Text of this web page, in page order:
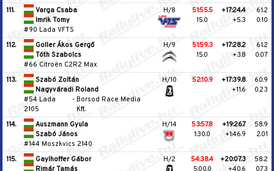
111.
Varga Csaba
Imrik Tomy
#90 Lada VFTS
H/8
51:55.5
15.0
+17:24.4
+5.3
61.2
0.10
112.
Goller Ákos Gergő
Tóth Szabolcs
#66 Citroën C2R2 Max
H/9
51:59.3
15.0
+17:28.2
+3.8
61.2
0.07
113.
Szabó Zoltán
Nagyváradi Roland
#54 Lada
2105
- Borsod Race Media
Kft.
H/10 52:10.9
+17:39.8
+11.6
60.9
0.23
114.
Auszmann Gyula
Szabó János
#144 Moszkvics 2140
H/14
53:57.8
1:30.0
+19:26.7
+1:46.9
58.9
2.01
115.
Gaylhoffer Gábor
Rimár Tamás
H/2
54:38.4
5:00.0
+20:07.3
+40.6
58.2
0.73